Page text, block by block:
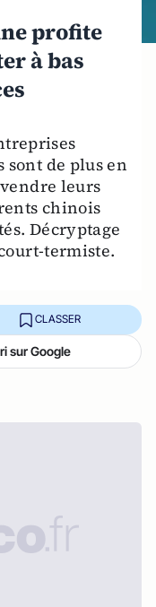
profite
à bas
sont de plus en
leurs
chinois
Décryptage
termiste.
CLASSER
sur Google